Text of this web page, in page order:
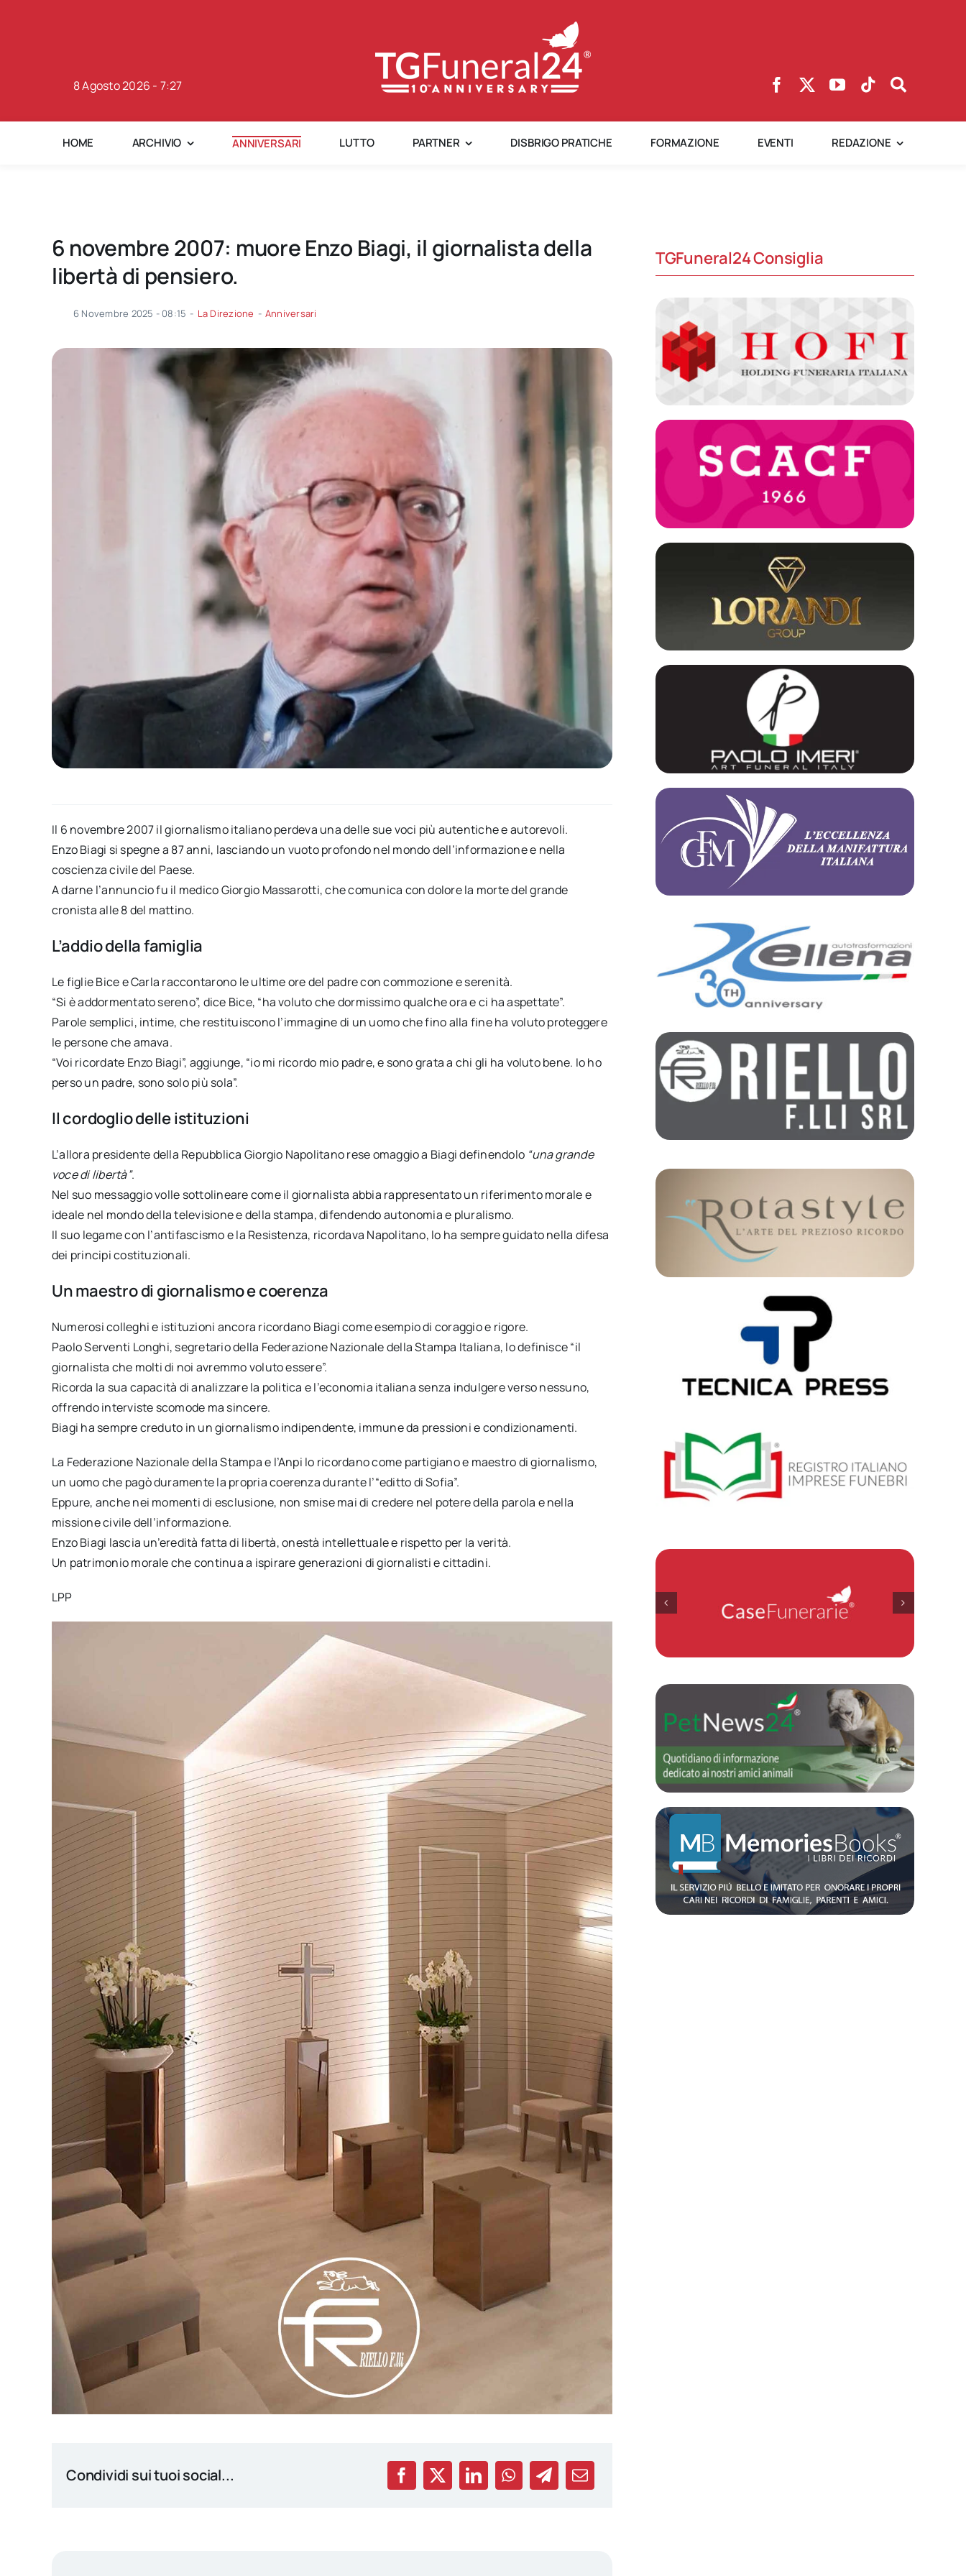
8 Agosto 2026 - 7:27
HOME ARCHIVIO ANNIVERSARI LUTTO PARTNER DISBRIGO PRATICHE FORMAZIONE EVENTI REDAZIONE
6 novembre 2007: muore Enzo Biagi, il giornalista della
libertà di pensiero.
6 Novembre 2025 - 08:15 - La Direzione - Anniversari
Il 6 novembre 2007 il giornalismo italiano perdeva una delle sue voci più autentiche e autorevoli.
Enzo Biagi si spegne a 87 anni, lasciando un vuoto profondo nel mondo dell’informazione e nella
coscienza civile del Paese.
A darne l’annuncio fu il medico Giorgio Massarotti, che comunica con dolore la morte del grande
cronista alle 8 del mattino.
L’addio della famiglia
Le figlie Bice e Carla raccontarono le ultime ore del padre con commozione e serenità.
“Si è addormentato sereno”, dice Bice, “ha voluto che dormissimo qualche ora e ci ha aspettate”.
Parole semplici, intime, che restituiscono l’immagine di un uomo che fino alla fine ha voluto proteggere
le persone che amava.
“Voi ricordate Enzo Biagi”, aggiunge, “io mi ricordo mio padre, e sono grata a chi gli ha voluto bene. Io ho
perso un padre, sono solo più sola”.
Il cordoglio delle istituzioni
L’allora presidente della Repubblica Giorgio Napolitano rese omaggio a Biagi definendolo “una grande
voce di libertà”.
Nel suo messaggio volle sottolineare come il giornalista abbia rappresentato un riferimento morale e
ideale nel mondo della televisione e della stampa, difendendo autonomia e pluralismo.
Il suo legame con l’antifascismo e la Resistenza, ricordava Napolitano, lo ha sempre guidato nella difesa
dei principi costituzionali.
Un maestro di giornalismo e coerenza
Numerosi colleghi e istituzioni ancora ricordano Biagi come esempio di coraggio e rigore.
Paolo Serventi Longhi, segretario della Federazione Nazionale della Stampa Italiana, lo definisce “il
giornalista che molti di noi avremmo voluto essere”.
Ricorda la sua capacità di analizzare la politica e l’economia italiana senza indulgere verso nessuno,
offrendo interviste scomode ma sincere.
Biagi ha sempre creduto in un giornalismo indipendente, immune da pressioni e condizionamenti.
La Federazione Nazionale della Stampa e l’Anpi lo ricordano come partigiano e maestro di giornalismo,
un uomo che pagò duramente la propria coerenza durante l’“editto di Sofia”.
Eppure, anche nei momenti di esclusione, non smise mai di credere nel potere della parola e nella
missione civile dell’informazione.
Enzo Biagi lascia un’eredità fatta di libertà, onestà intellettuale e rispetto per la verità.
Un patrimonio morale che continua a ispirare generazioni di giornalisti e cittadini.
LPP
Condividi sui tuoi social...
TGFuneral24 Consiglia